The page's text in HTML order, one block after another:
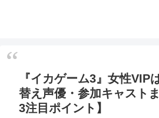
『イカゲーム3』女性VIP
替え声優・参加キャスト
3注目ポイント】